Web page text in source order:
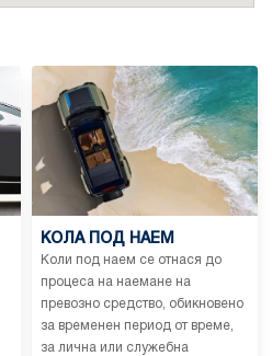
КОЛА ПОД НАЕМ
Коли под наем се отнася до
процеса на наемане на
превозно средство, обикновено
за временен период от време,
за лична или служебна